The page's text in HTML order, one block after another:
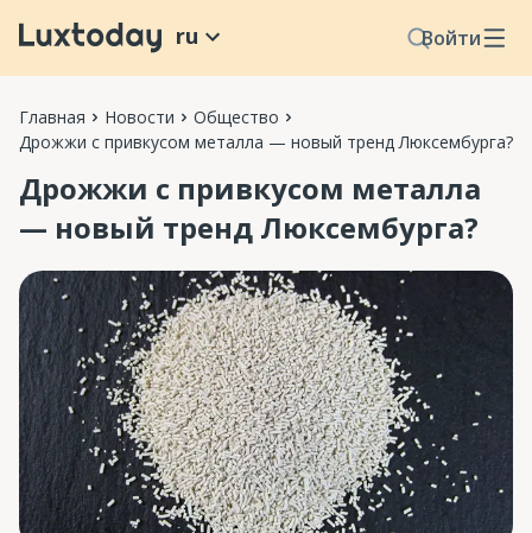
Войти
ru
Главная Новости
Общество
Дрожжи с привкусом металла — новый тренд Люксембурга?
Дрожжи с привкусом металла
— новый тренд Люксембурга?